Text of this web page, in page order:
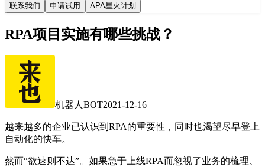
联系我们 申请试用 APA星火计划
RPA项目实施有哪些挑战？
机器人BOT2021-12-16
越来越多的企业已认识到RPA的重要性，同时也渴望尽早登上
自动化的快车。
然而“欲速则不达”。如果急于上线RPA而忽视了业务的梳理、